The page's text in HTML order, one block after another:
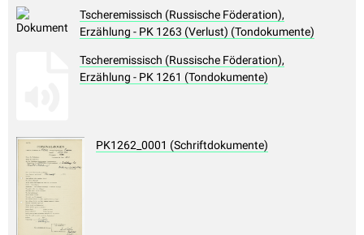
Tscheremissisch (Russische Föderation),
Erzählung - PK 1263 (Verlust) (Tondokumente)
Tscheremissisch (Russische Föderation),
Erzählung - PK 1261 (Tondokumente)
PK1262_0001 (Schriftdokumente)